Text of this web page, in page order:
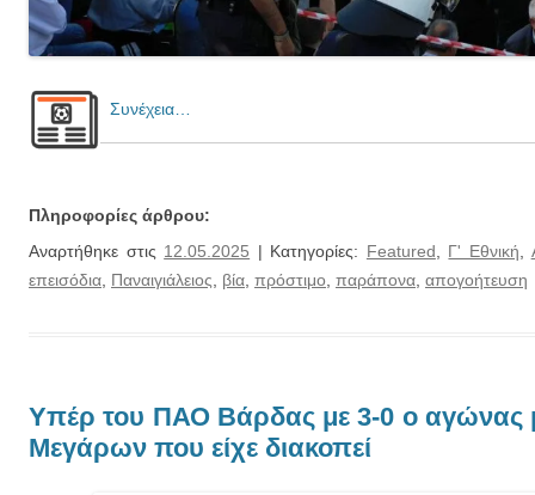
Συνέχεια…
Πληροφορίες άρθρου:
Αναρτήθηκε στις 12.05.2025 | Κατηγορίες: Featured Γ' Εθνική
επεισόδια Παναιγιάλειος βία πρόστιμο παράπονα απογοήτευση
Υπέρ του ΠΑΟ Βάρδας με 3-0 ο αγώνας
Μεγάρων που είχε διακοπεί